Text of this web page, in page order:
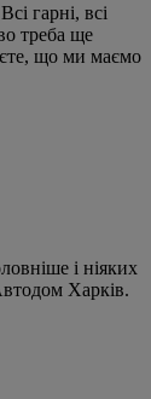
гарні, всі
треба ще
що ми маємо
і ніяких
Харків.